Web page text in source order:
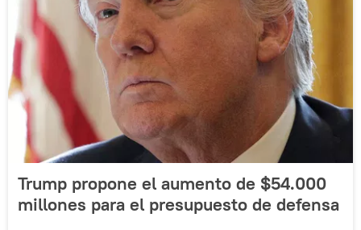
Trump propone el aumento de $54.000
millones para el presupuesto de defensa